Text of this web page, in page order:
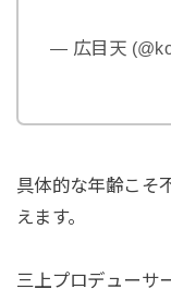
— 広目天
具体的な年齢こそ
えます。
三上プロデューサ